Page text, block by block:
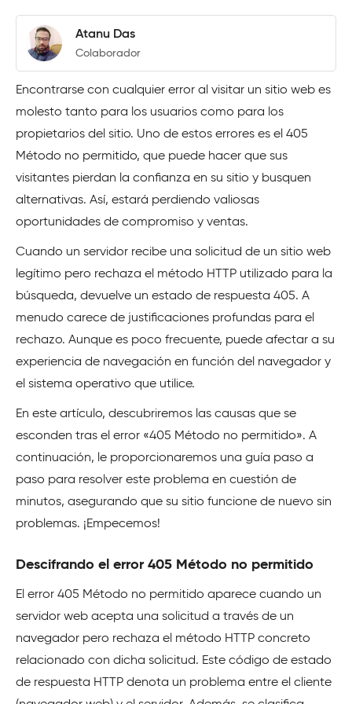
Atanu Das
Colaborador
Encontrarse con cualquier error al visitar un sitio web es
molesto tanto para los usuarios como para los
propietarios del sitio. Uno de estos errores es el 405
Método no permitido, que puede hacer que sus
visitantes pierdan la confianza en su sitio y busquen
alternativas. Así, estará perdiendo valiosas
oportunidades de compromiso y ventas.
Cuando un servidor recibe una solicitud de un sitio web
legítimo pero rechaza el método HTTP utilizado para la
búsqueda, devuelve un estado de respuesta 405. A
menudo carece de justificaciones profundas para el
rechazo. Aunque es poco frecuente, puede afectar a su
experiencia de navegación en función del navegador y
el sistema operativo que utilice.
En este artículo, descubriremos las causas que se
esconden tras el error «405 Método no permitido». A
continuación, le proporcionaremos una guía paso a
paso para resolver este problema en cuestión de
minutos, asegurando que su sitio funcione de nuevo sin
problemas. ¡Empecemos!
Descifrando el error 405 Método no permitido
El error 405 Método no permitido aparece cuando un
servidor web acepta una solicitud a través de un
navegador pero rechaza el método HTTP concreto
relacionado con dicha solicitud. Este código de estado
de respuesta HTTP denota un problema entre el cliente